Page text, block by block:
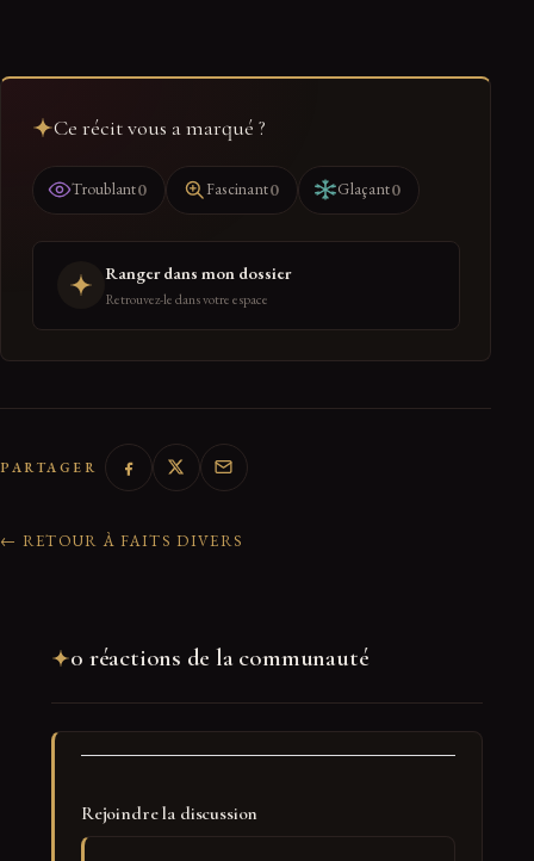
Ce récit vous a marqué ?
Troublant0 Fascinant0 Glaçant0
Ranger dans mon dossier
Retrouvez-le dans votre espace
PARTAGER
← RETOUR À FAITS DIVERS
0 réactions de la communauté
Rejoindre la discussion